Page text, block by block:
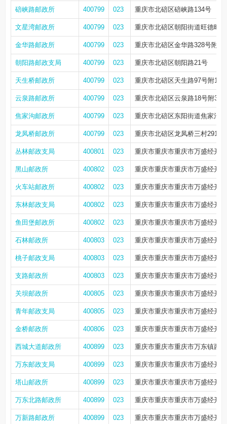
碚峡路邮政所 400799 023 重庆市北碚区碚峡路134号
文星湾邮政所 400799 023 重庆市北碚区朝阳街道旺德旺
金华路邮政所 400799 023 重庆市北碚区金华路328号附61
朝阳路邮政支局 400799 023 重庆市北碚区朝阳路21号
天生桥邮政所 400799 023 重庆市北碚区天生路97号附11
云泉路邮政所 400799 023 重庆市北碚区云泉路18号附36
焦家沟邮政所 400799 023 重庆市北碚区东阳街道焦家沟
龙凤桥邮政所 400799 023 重庆市北碚区龙凤桥三村291-7
丛林邮政支局 400801 023 重庆市重庆市重庆市万盛经开
黑山邮政所 400802 023 重庆市重庆市重庆市万盛经开
火车站邮政所 400802 023 重庆市重庆市重庆市万盛经开
东林邮政支局 400802 023 重庆市重庆市重庆市万盛经开
鱼田堡邮政所 400802 023 重庆市重庆市重庆市万盛经开
石林邮政所 400803 023 重庆市重庆市重庆市万盛经开
桃子邮政支局 400803 023 重庆市重庆市重庆市万盛经开
支路邮政所 400803 023 重庆市重庆市重庆市万盛经开
关坝邮政所 400805 023 重庆市重庆市重庆市万盛经开
青年邮政支局 400805 023 重庆市重庆市重庆市万盛经开
金桥邮政所 400806 023 重庆市重庆市重庆市万盛经开
西城大道邮政所 400899 023 重庆市重庆市重庆市万东镇西
万东邮政支局 400899 023 重庆市重庆市重庆市万盛经开
塔山邮政所 400899 023 重庆市重庆市重庆市万盛经开
万东北路邮政所 400899 023 重庆市重庆市重庆市万盛经开
万新路邮政所 400899 023 重庆市重庆市重庆市万盛经开